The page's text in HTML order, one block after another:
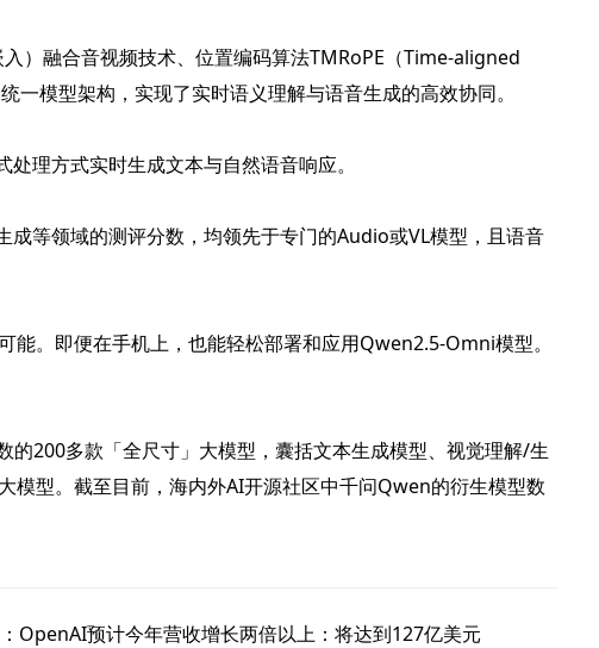
融合音视频技术、位置编码算法TMRoPE（Time-aligned
模型架构，实现了实时语义理解与语音生成的高效协同。
理方式实时生成文本与自然语音响应。
等领域的测评分数，均领先于专门的Audio或VL模型，且语音
。即便在手机上，也能轻松部署和应用Qwen2.5-Omni模型。
200多款「全尺寸」大模型，囊括文本生成模型、视觉理解/生
模型。截至目前，海内外AI开源社区中千问Qwen的衍生模型数
OpenAI预计今年营收增长两倍以上：将达到127亿美元